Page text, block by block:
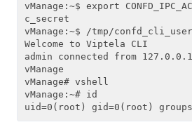
vManage:~$ export
c_secret
vManage:~$ /tmp/
Welcome to Viptela CLI
admin connected from
vManage
vManage# vshell
vManage:~# id